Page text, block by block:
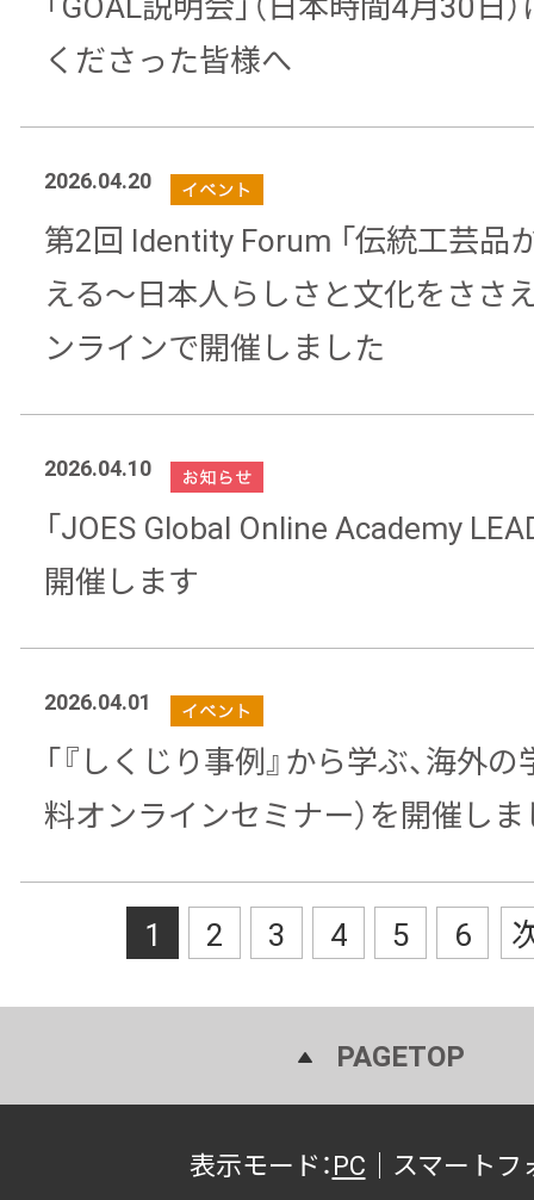
「GOAL説明会」（日本時間4月30日
くださった皆様へ
2026.04.20
第2回 Identity Forum 「伝統工芸品
える～日本人らしさと文化をささ
ンラインで開催しました
2026.04.10
「JOES Global Online Academy
開催します
2026.04.01
「『しくじり事例』から学ぶ、海外の
料オンラインセミナー）を開催し
1 2 3 4 5 6
PAGETOP
表示モード： PC スマートフ